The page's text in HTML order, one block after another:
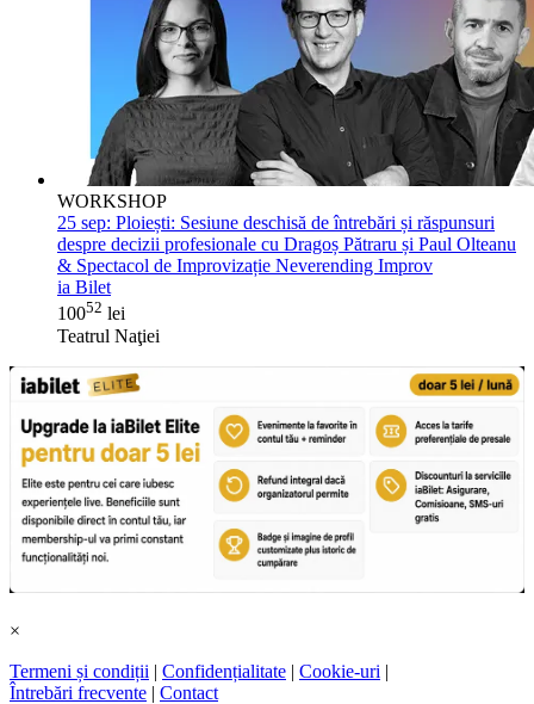
WORKSHOP
25 sep: Ploiești: Sesiune deschisă de întrebări și răspunsuri
despre decizii profesionale cu Dragoș Pătraru și Paul Olteanu
& Spectacol de Improvizație Neverending Improv
ia Bilet
10052 lei
Teatrul Naţiei
×
Termeni și condiții | Confidențialitate | Cookie-uri |
Întrebări frecvente | Contact